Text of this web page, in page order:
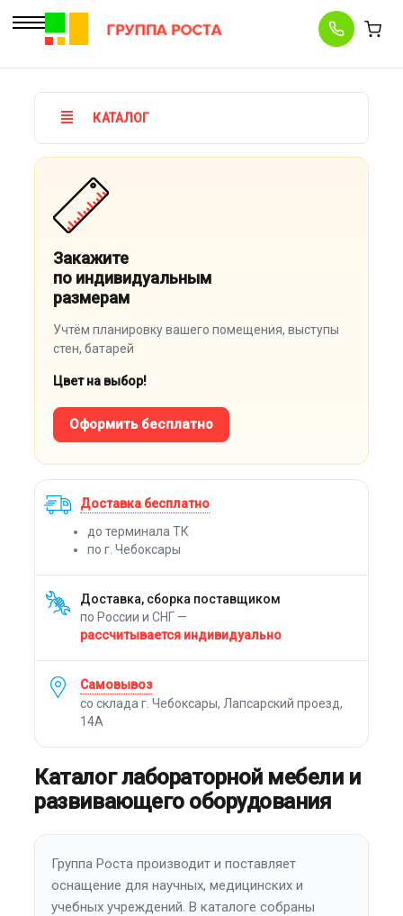
КАТАЛОГ
Закажите
по индивидуальным
размерам
Учтём планировку вашего помещения, выступы
стен, батарей
Цвет на выбор!
Оформить бесплатно
Доставка бесплатно
до терминала ТК
по г. Чебоксары
Доставка, сборка поставщиком
по России и СНГ —
рассчитывается индивидуально
Самовывоз
со склада г. Чебоксары, Лапсарский проезд,
14А
Каталог лабораторной мебели и
развивающего оборудования
Группа Роста производит и поставляет
оснащение для научных, медицинских и
учебных учреждений. В каталоге собраны